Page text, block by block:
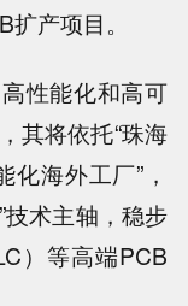
产项目。
性能化和高可
其将依托“珠海
海外工厂”，
技术主轴，稳步
）等高端PCB